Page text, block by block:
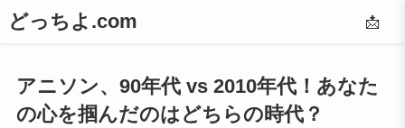
どっちよ.com 📩
アニソン、90年代 vs 2010年代！あなた
の心を掴んだのはどちらの時代？